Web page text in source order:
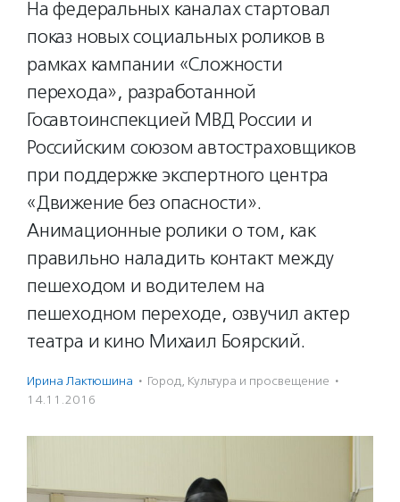
На федеральных каналах стартовал
показ новых социальных роликов в
рамках кампании «Сложности
перехода», разработанной
Госавтоинспекцией МВД России и
Российским союзом автостраховщиков
при поддержке экспертного центра
«Движение без опасности».
Анимационные ролики о том, как
правильно наладить контакт между
пешеходом и водителем на
пешеходном переходе, озвучил актер
театра и кино Михаил Боярский.
Ирина Лактюшина · Город, Культура и просвещение ·
14.11.2016